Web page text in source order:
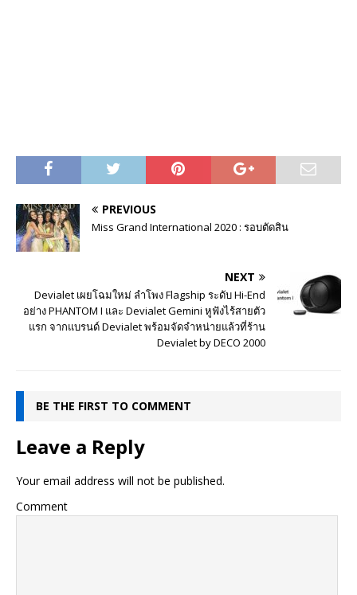
PREVIOUS
Miss Grand International 2020 : รอบตัดสิน
NEXT
Devialet เผยโฉมใหม่ ลำโพง Flagship ระดับ Hi-End
อย่าง PHANTOM I และ Devialet Gemini หูฟังไร้สายตัว
แรก จากแบรนด์ Devialet พร้อมจัดจำหน่ายแล้วที่ร้าน
Devialet by DECO 2000
BE THE FIRST TO COMMENT
Leave a Reply
Your email address will not be published.
Comment